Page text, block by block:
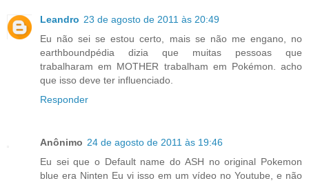
Leandro 23 de agosto de 2011 às 20:49
Eu não sei se estou certo, mais se não me engano, no
earthboundpédia dizia que muitas pessoas que
trabalharam em MOTHER trabalham em Pokémon. acho
que isso deve ter influenciado.
Responder
Anônimo 24 de agosto de 2011 às 19:46
Eu sei que o Default name do ASH no original Pokemon
blue era Ninten Eu vi isso em um vídeo no Youtube, e não